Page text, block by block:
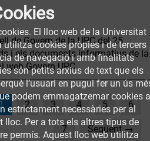
de Govern de la UPC del 25
i els documents informatius de la
web Govern UPC.
1 (current)
2 3 4 5 6
7 Següent →
El lloc web de la Universitat
cookies pròpies i de tercers
de navegació i amb finalitats
són petits arxius de text que els
l’usuari en pugui fer un ús
podem emmagatzemar cookies
estrictament necessàries per al
Per a tots els altres tipus de
permís. Aquest lloc web utilitza